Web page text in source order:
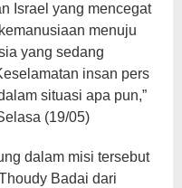
Israel yang mencegat
menuju
yang sedang
insan pers
situasi apa pun,”
(19/05)
dalam misi tersebut
Badai dari